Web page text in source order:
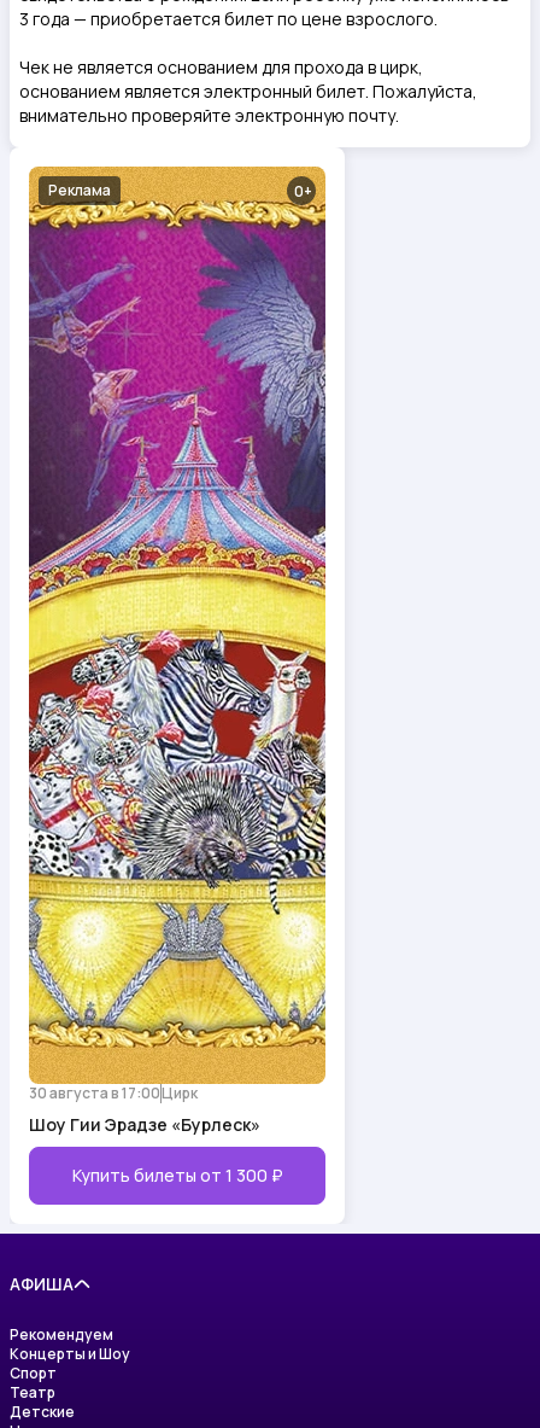
3 года — приобретается билет по цене взрослого.
Чек не является основанием для прохода в цирк,
основанием является электронный билет. Пожалуйста,
внимательно проверяйте электронную почту.
0
Реклама
30 августа в 17:00Цирк
Шоу Гии Эрадзе «Бурлеск»
Купить билеты от 1 300 ₽
АФИША
Рекомендуем
Концерты и Шоу
Спорт
Театр
Детские